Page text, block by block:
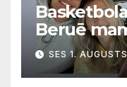
Beruē
svarīgi, lai
latviešu
SES 1.